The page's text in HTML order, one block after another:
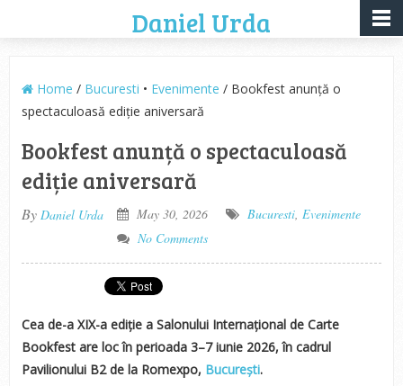
Daniel Urda
Home / Bucuresti • Evenimente / Bookfest anunță o
spectaculoasă ediție aniversară
Bookfest anunță o spectaculoasă
ediție aniversară
By Daniel Urda May 30, 2026 Bucuresti, Evenimente
No Comments
Cea de-a XIX-a ediție a Salonului Internațional de Carte
Bookfest are loc în perioada 3–7 iunie 2026, în cadrul
Pavilionului B2 de la Romexpo, București.